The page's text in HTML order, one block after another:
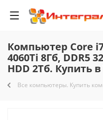
Компьютер Core i7
4060Ti 8Гб, DDR5
HDD 2Тб. Купить
Все компьютеры. Купить